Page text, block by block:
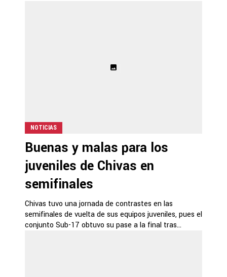
NOTICIAS
Buenas y malas para los
juveniles de Chivas en
semifinales
Chivas tuvo una jornada de contrastes en las
semifinales de vuelta de sus equipos juveniles, pues el
conjunto Sub-17 obtuvo su pase a la final tras...